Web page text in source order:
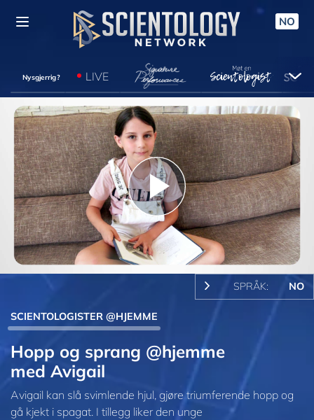
NO
Nysgjerrig? LIVE
Play
Video
SPRÅK: NO
SCIENTOLOGISTER @HJEMME
Hopp og sprang @hjemme
med Avigail
Avigail kan slå svimlende hjul, gjøre triumferende hopp og
gå kjekt i spagat. I tillegg liker den unge